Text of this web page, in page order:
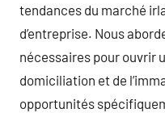
tendances du marché
d’entreprise. Nous
nécessaires pour ouvrir
domiciliation et de
opportunités